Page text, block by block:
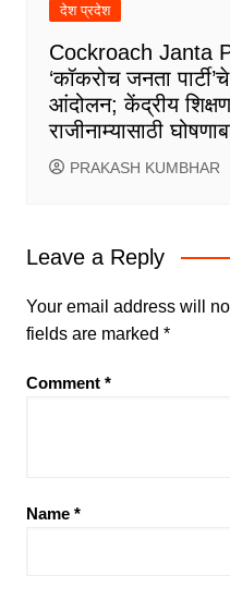
देश प्रदेश
Cockroach Janta
‘कॉकरोच जनता
आंदोलन; केंद्रीय
राजीनाम्यासाठी
PRAKASH KUMBHAR
Leave a Reply
Your email address will
fields are marked *
Comment *
Name *